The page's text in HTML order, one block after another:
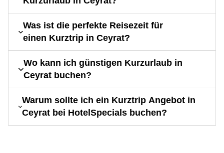
Was ist die perfekte Reisezeit für
einen Kurztrip in Ceyrat?
Wo kann ich günstigen Kurzurlaub in
Ceyrat buchen?
Warum sollte ich ein Kurztrip Angebot in
Ceyrat bei HotelSpecials buchen?